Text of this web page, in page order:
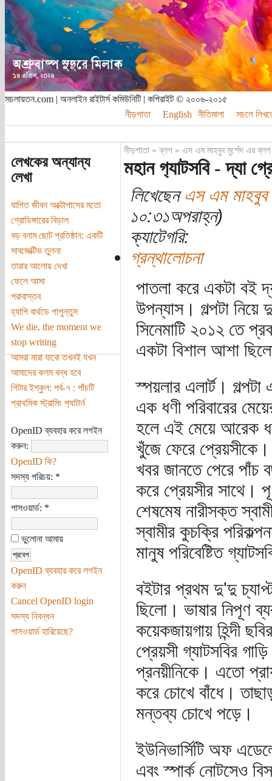
সচলায়তন.com | অনলাইন রাইটার্স কমিউনিটি | কপিরাইট © ২০০৬-২০১৫
নীড়পাতা
English নীতিমালা সচলে
লেখকের অন্যান্য
লেখা
যাপিত জীবন অক্টোপাসের মতো
শ্রোডিঙ্গারের বিড়াল
বড় বনাম ছোট প্রতিষ্ঠান: একটি
সাবজেক্টিভ তুলনা
তারার আলোয় দেখা
ফেলে আসা
পরাবাস্তব
হ্যাপি বার্থডে পাপুন্তুস
We die, the moment we
stop writing
আমরা মারা যাবো তখনই যখন
আমাদের কলম বন্ধ হবে
গিটার ইশ্‌কুল: পর্ব-৭ : পাঁচটি
প্রাথমিক স্ট্রামিং প‌্যাটার্ন
OpenID ব্যবহার করে লগইন
করুন:
OpenID কি?
সদস্য পরিচয়: *
পাসওয়ার্ড: *
ভুলোনা আমায়
OpenID ব্যবহার করে লগইন
করুন
Cancel OpenID login
সদস্য নিবন্ধন
পাসওয়ার্ড হারিয়েছে?
নীড়পাতা»ব্লগ» এস এম মাহবুব মুর্শেদ এর ব্লগ
মহান গ‌্যাটসবি - দ্যা
লিখেছেনএস এম মাহবুব
১০:৩১অপরাহ্ন)
ক্যাটেগরি:
গ্রন্থালোচনা
পাতলা করে একটা বই
উপন্যাস। গল্পটা
সিনেমাটি ২০১২ তে
একটা বিশাল আশা
স্পয়লার এলার্ট।
এক ধণী পরিবারের
হলে এই মেয়ে আরেক
খুঁজে ফেরে
খবর জানতে পেরে পাঁচ
করে প্রেয়সীর সাথে।
শেষমেষ নারীসক্ত
স্বামীর কুচক্রি
মানুষ পরিবেষ্টিত
বইটার প্রথম দু'দু
ছিলো। ভাষার নিপূণ
কয়েকজায়গায় হিন্দী
প্রেয়সী গ্যাটসবির
প্রনয়ীনিকে। এতো
করে চোখে বাঁধে।
মন্তব্য চোখে পড়ে।
ইউনিভার্সিটি অফ
এবং স্পার্ক নোটসেও